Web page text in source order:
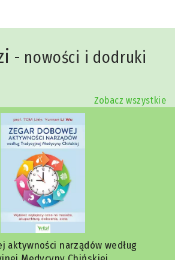
- nowości i dodruki
Zobacz wszystkie
aktywności narządów według